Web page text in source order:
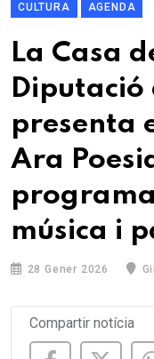
CULTURA AGENDA
La Casa
Diputació
presenta
Ara
música i
28 Gener 2026
Compartir notícia